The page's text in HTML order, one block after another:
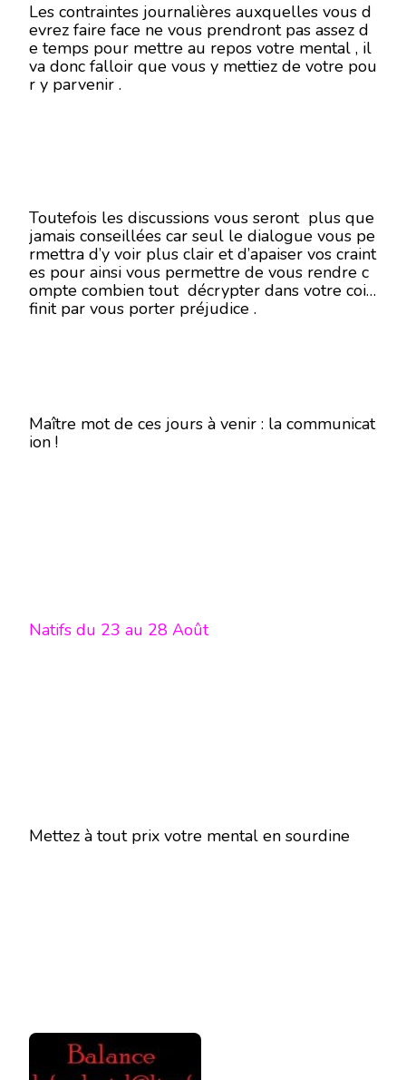
Les contraintes journalières auxquelles vous d
evrez faire face ne vous prendront pas assez d
e temps pour mettre au repos votre mental , il
va donc falloir que vous y mettiez de votre pou
r y parvenir .
Toutefois les discussions vous seront plus que
jamais conseillées car seul le dialogue vous pe
rmettra d’y voir plus clair et d’apaiser vos craint
es pour ainsi vous permettre de vous rendre c
ompte combien tout décrypter dans votre coin
finit par vous porter préjudice .
Maître mot de ces jours à venir : la communicat
ion !
Natifs du 23 au 28 Août
Mettez à tout prix votre mental en sourdine